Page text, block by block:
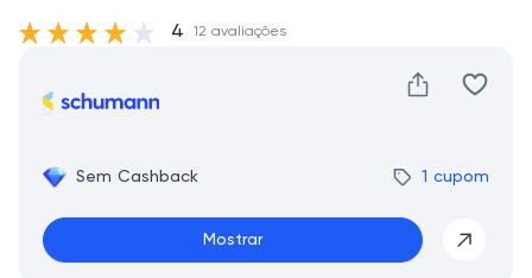
Sem Cashback 1 cupom
Mostrar
4 12 avaliações